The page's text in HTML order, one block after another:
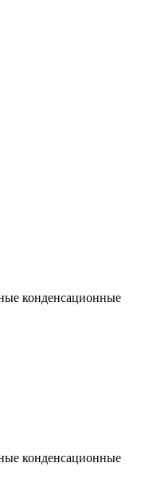
конденсационные
конденсационные